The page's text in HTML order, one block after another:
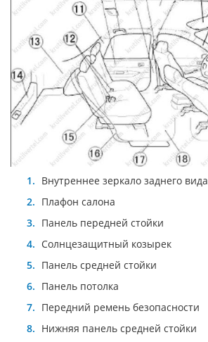
Внутреннее зеркало заднего вида
Плафон салона
Панель передней стойки
Солнцезащитный козырек
Панель средней стойки
Панель потолка
Передний ремень безопасности
Нижняя панель средней стойки